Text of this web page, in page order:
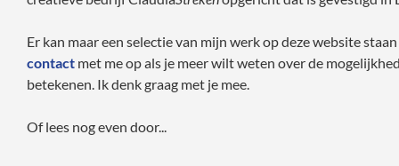
Er kan maar een selectie van mijn werk op deze website
contact met me op als je meer wilt weten over de
betekenen. Ik denk graag met je mee.
Of lees nog even door...